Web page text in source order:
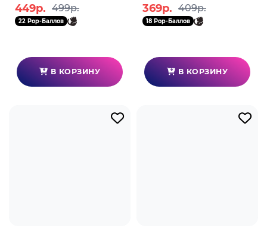
449р. 499р.
22 Pop-Баллов
В КОРЗИНУ
369р. 409р.
18 Pop-Баллов
В КОРЗИНУ